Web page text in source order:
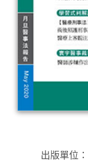
出版單位：